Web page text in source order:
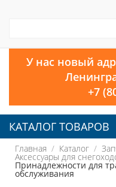
У нас новый
+7
КАТАЛОГ ТОВАРОВ
Главная Каталог
Аксессуары для
Принадлежности для
обслуживания